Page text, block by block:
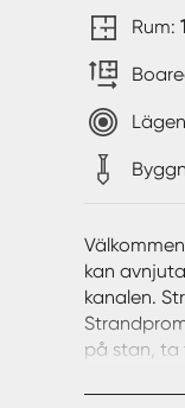
Rum:
kan
kanalen.
på stan, ta
eller en